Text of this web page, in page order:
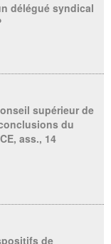
délégué syndical
supérieur de
du
ass., 14
de